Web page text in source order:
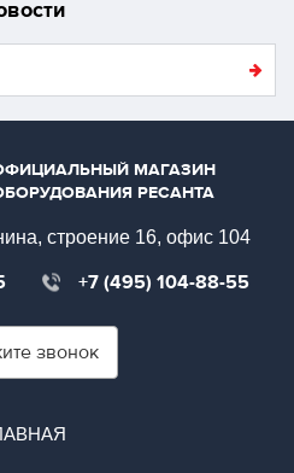
МАГАЗИН
РЕСАНТА
строение 16, офис 104
+7 (495) 104-88-55
звонок